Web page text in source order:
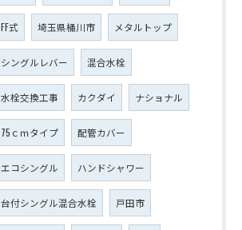
FF式 埼玉県桶川市 メタルトップ
シングルレバー 混合水栓
水栓交換工事 カクダイ ナショナル
75ｃｍタイプ 配管カバー
エコシングル ハンドシャワー
台付シングル混合水栓 戸田市